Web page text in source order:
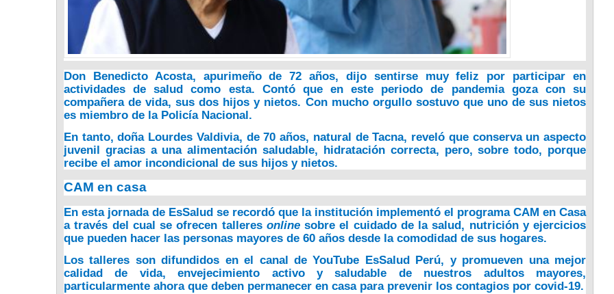
Don Benedicto Acosta, apurimeño de 72 años, dijo sentirse muy feliz
por participar en
actividades de salud como esta. Contó que en este periodo de pandemia goza con su
compañera de vida, sus dos hijos y nietos. Con mucho orgullo sostuvo que uno de sus nietos
es miembro de la Policía Nacional.
En tanto, doña Lourdes Valdivia, de 70 años, natural de Tacna, reveló que conserva un aspecto
juvenil gracias a una alimentación saludable, hidratación correcta, pero, sobre todo, porque
recibe el amor incondicional de sus hijos y nietos.
CAM en casa
En esta jornada de EsSalud se recordó que la institución implementó el programa CAM en Casa
a través del cual se ofrecen talleres online sobre el cuidado de la salud, nutrición y ejercicios
que pueden hacer las personas mayores de 60 años desde la comodidad de sus hogares.
Los talleres son difundidos en el canal de YouTube EsSalud Perú, y promueven una mejor
calidad de vida, envejecimiento activo y saludable de nuestros adultos mayores,
particularmente ahora que deben permanecer en casa para prevenir los contagios por covid-19.